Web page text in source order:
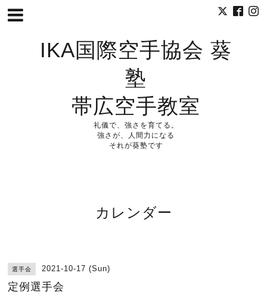
IKA国際空手協会 葵
塾
帯広空手教室
礼儀で、強さを育てる。
強さが、人間力になる
それが葵塾です
カレンダー
選手会 2021-10-17 (Sun)
定例選手会